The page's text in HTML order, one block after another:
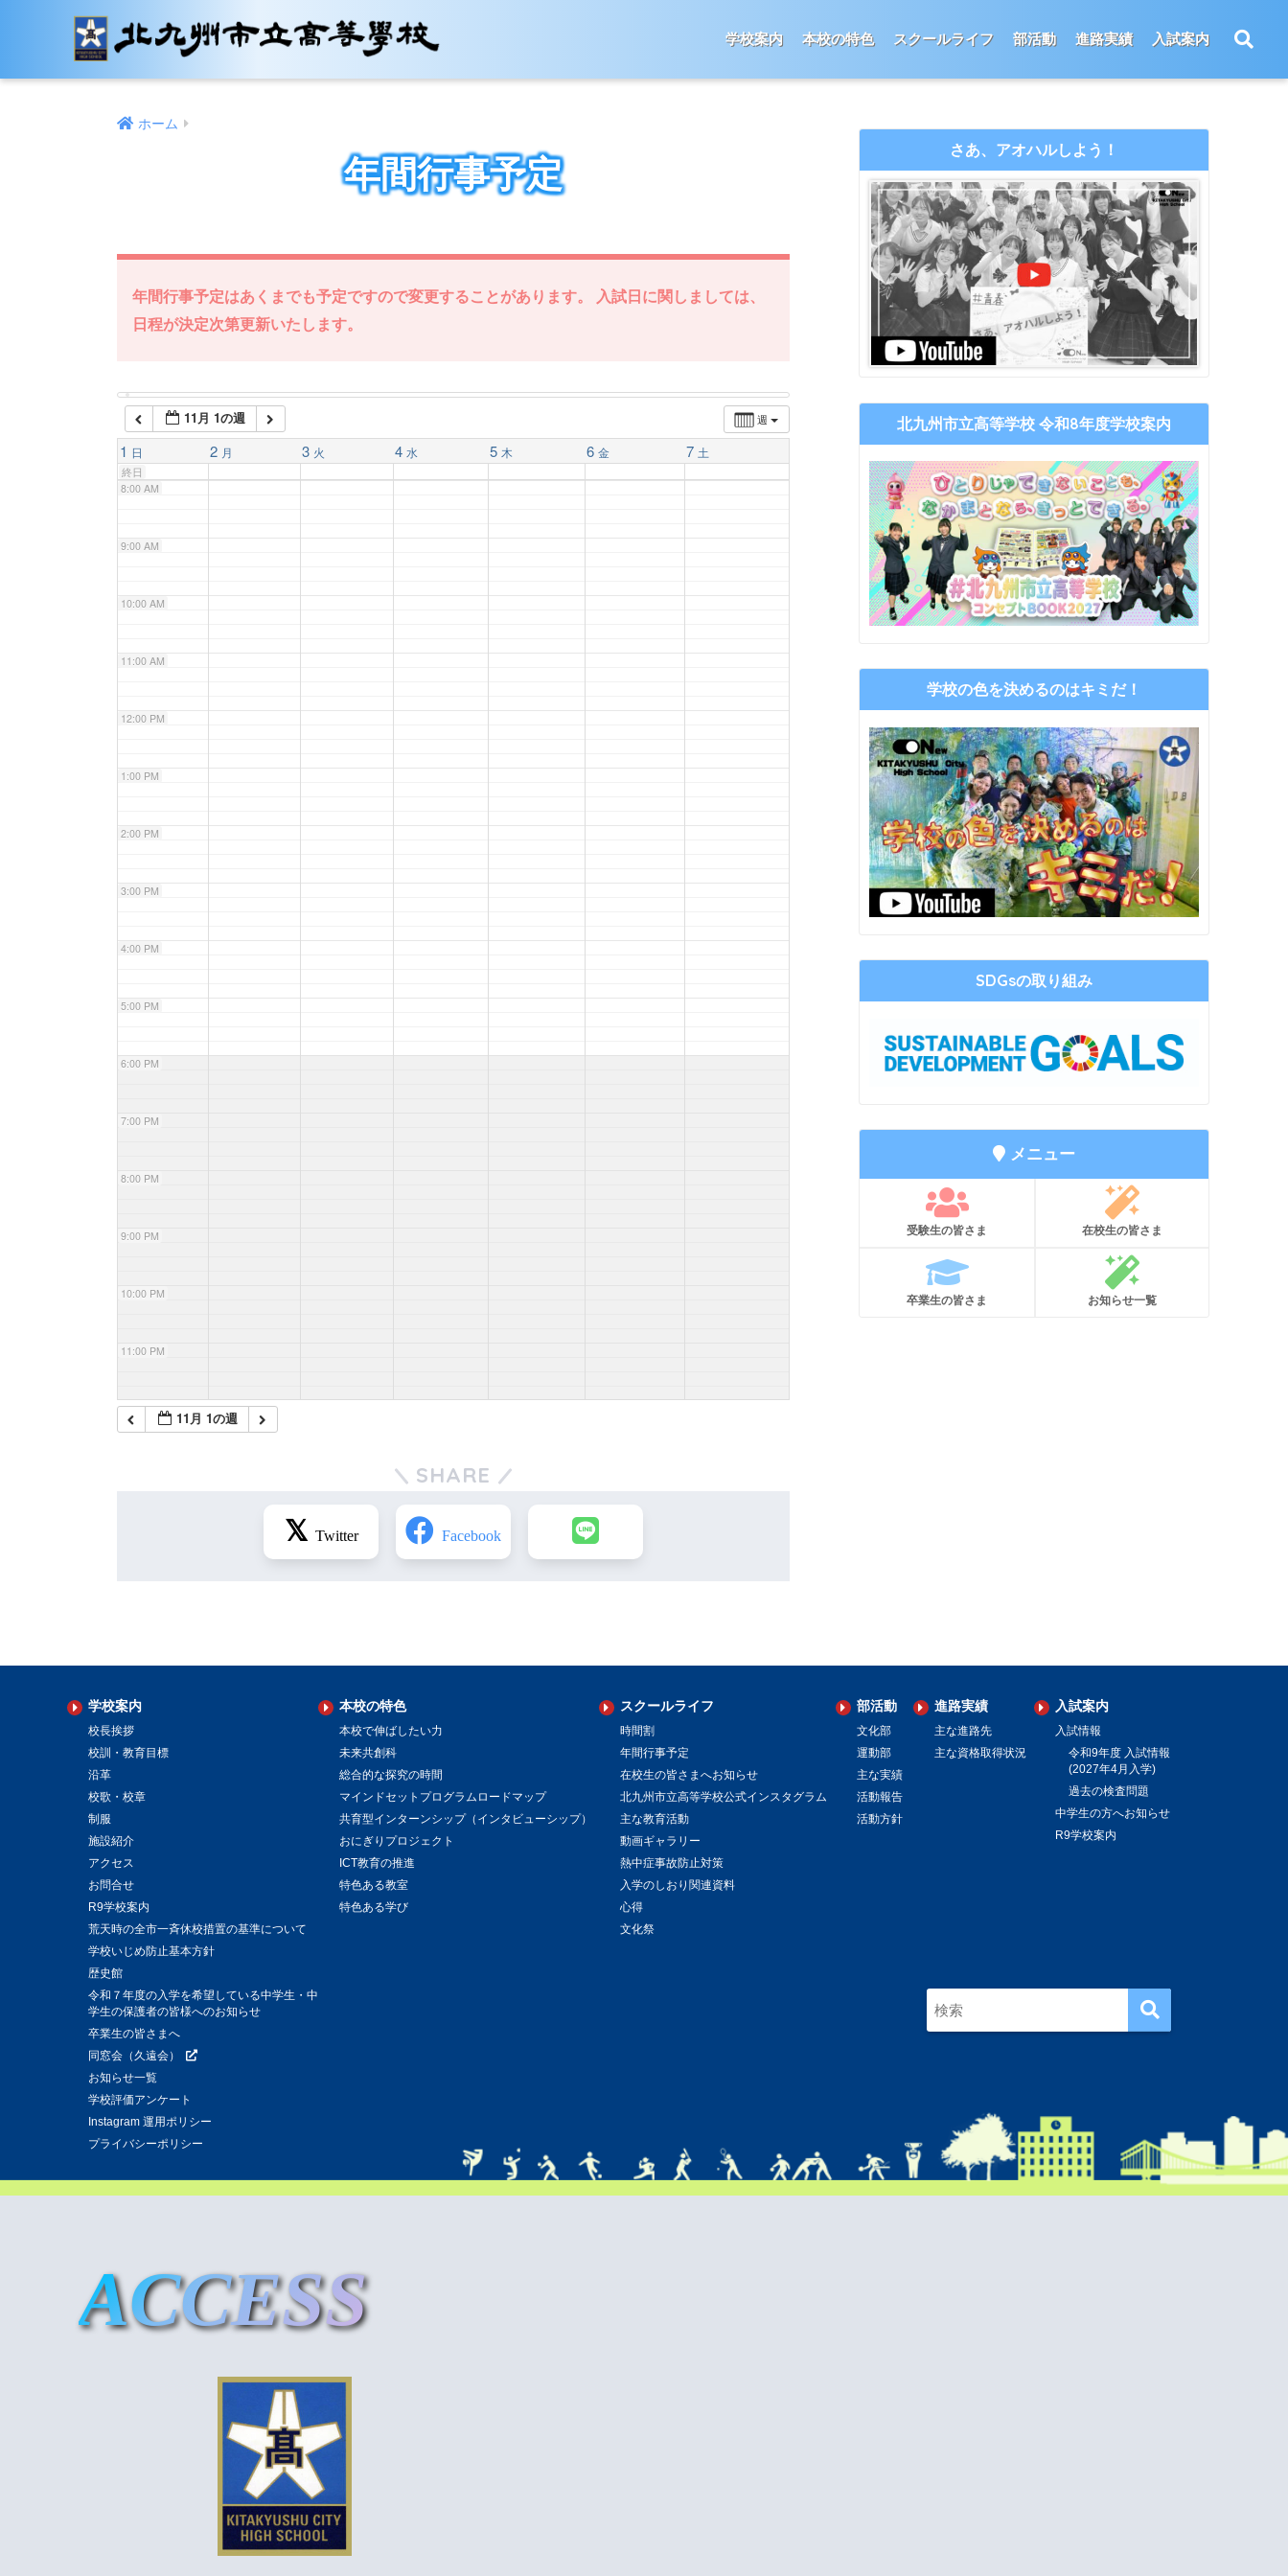
学校案内 本校の特色 スクールライフ 部活動 進路実績 入試案内
ホーム
年間行事予定
年間行事予定はあくまでも予定ですので変更することがあります。 入試日に関しましては、
日程が決定次第更新いたします。
週
11月 1の週
1 日 2 月 3 火 4 水 5 木 6 金 7 土
終日
12:00 AM
1:00 AM
4:00 AM
5:00 AM
7:00 AM
8:00 AM
9:00 AM
10:00 AM
11:00 AM
12:00 PM
1:00 PM
2:00 PM
3:00 PM
4:00 PM
5:00 PM
6:00 PM
7:00 PM
8:00 PM
9:00 PM
10:00 PM
11:00 PM
11月 1の週
SHARE
さあ、アオハルしよう！
北九州市立高等学校 令和8年度学校案内
学校の色を決めるのはキミだ！
SDGsの取り組み
メニュー
受験生の皆さま 在校生の皆さま
卒業生の皆さま お知らせ一覧
学校案内
校長挨拶
校訓・教育目標
沿革
校歌・校章
制服
施設紹介
アクセス
お問合せ
R9学校案内
荒天時の全市一斉休校措置の基準について
学校いじめ防止基本方針
歴史館
令和７年度の入学を希望している中学生・中
学生の保護者の皆様へのお知らせ
卒業生の皆さまへ
同窓会（久遠会）
お知らせ一覧
学校評価アンケート
Instagram 運用ポリシー
プライバシーポリシー
本校の特色
本校で伸ばしたい力
未来共創科
総合的な探究の時間
マインドセットプログラムロードマップ
共育型インターンシップ（インタビューシップ）
おにぎりプロジェクト
ICT教育の推進
特色ある教室
特色ある学び
スクールライフ
時間割
年間行事予定
在校生の皆さまへお知らせ
北九州市立高等学校公式インスタグラム
主な教育活動
動画ギャラリー
熱中症事故防止対策
入学のしおり関連資料
心得
文化祭
部活動
文化部
運動部
主な実績
活動報告
活動方針
進路実績
主な進路先
主な資格取得状況
入試案内
入試情報
令和9年度 入試情報
(2027年4月入学)
過去の検査問題
中学生の方へお知らせ
R9学校案内
ACCESS